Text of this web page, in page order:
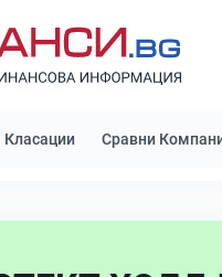
Класации Сравни